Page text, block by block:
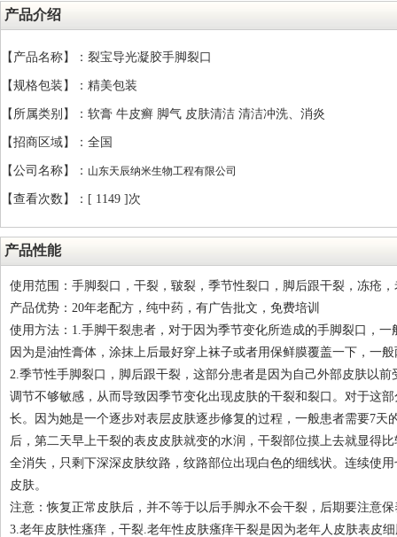
产品介绍
【产品名称】：裂宝导光凝胶手脚裂口
【规格包装】：精美包装
【所属类别】：软膏 牛皮癣 脚气 皮肤清洁 清洁冲洗、消炎
【招商区域】：全国
【公司名称】： 山东天辰纳米生物工程有限公司
【查看次数】：[ 1149 ]次
产品性能
使用范围：手脚裂口，干裂，皲裂，季节性裂口，脚后跟干裂，冻疮
产品优势：20年老配方，纯中药，有广告批文，免费培训
使用方法：1.手脚干裂患者，对于因为季节变化所造成的手脚裂口，
因为是油性膏体，涂抹上后最好穿上袜子或者用保鲜膜覆盖一下，一
2.季节性手脚裂口，脚后跟干裂，这部分患者是因为自己外部皮肤以
调节不够敏感，从而导致因季节变化出现皮肤的干裂和裂口。对于这
长。因为她是一个逐步对表层皮肤逐步修复的过程，一般患者需要7天
后，第二天早上干裂的表皮皮肤就变的水润，干裂部位摸上去就显得
全消失，只剩下深深皮肤纹路，纹路部位出现白色的细线状。连续使
皮肤。
注意：恢复正常皮肤后，并不等于以后手脚永不会干裂，后期要注意
3.老年皮肤性瘙痒，干裂.老年性皮肤瘙痒干裂是因为老年人皮肤表皮